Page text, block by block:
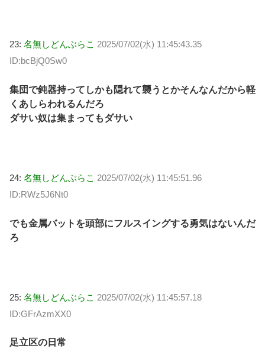
23: 名無しどんぶらこ 2025/07/02(水) 11:45:43.35
ID:bcBjQ0Sw0
集団で鈍器持ってしかも隠れて襲うとかそんなんだから軽
くあしらわれるんだろ
ダサい奴は集まってもダサい
24: 名無しどんぶらこ 2025/07/02(水) 11:45:51.96
ID:RWz5J6Nt0
でも金属バットを頭部にフルスイングする勇気はないんだ
ろ
25: 名無しどんぶらこ 2025/07/02(水) 11:45:57.18
ID:GFrAzmXX0
足立区の日常